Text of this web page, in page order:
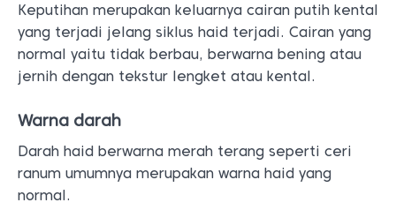
Keputihan merupakan keluarnya cairan putih kental
yang terjadi jelang siklus haid terjadi. Cairan yang
normal yaitu tidak berbau, berwarna bening atau
jernih dengan tekstur lengket atau kental.
Warna darah
Darah haid berwarna merah terang seperti ceri
ranum umumnya merupakan warna haid yang
normal.